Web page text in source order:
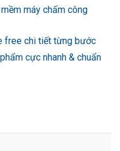
máy chấm công
free chi tiết từng bước
cực nhanh & chuẩn